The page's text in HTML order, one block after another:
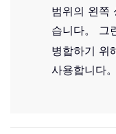
범위의 왼쪽
습니다。 그
병합하기 위
사용합니다。